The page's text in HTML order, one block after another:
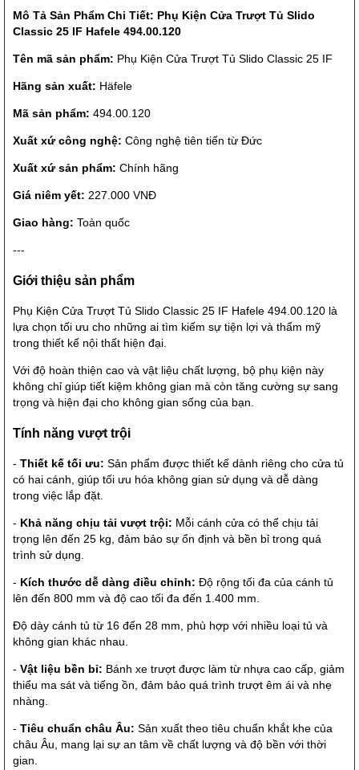
Mô Tả Sản Phẩm Chi Tiết: Phụ Kiện Cửa Trượt Tủ Slido
Classic 25 IF Hafele 494.00.120
Tên mã sản phẩm: Phụ Kiện Cửa Trượt Tủ Slido Classic 25 IF
Hãng sản xuất: Häfele
Mã sản phẩm: 494.00.120
Xuất xứ công nghệ: Công nghệ tiên tiến từ Đức
Xuất xứ sản phẩm: Chính hãng
Giá niêm yết: 227.000 VNĐ
Giao hàng: Toàn quốc
---
Giới thiệu sản phẩm
Phụ Kiện Cửa Trượt Tủ Slido Classic 25 IF Hafele 494.00.120 là
lựa chọn tối ưu cho những ai tìm kiếm sự tiện lợi và thẩm mỹ
trong thiết kế nội thất hiện đại.
Với độ hoàn thiện cao và vật liệu chất lượng, bộ phụ kiện này
không chỉ giúp tiết kiệm không gian mà còn tăng cường sự sang
trọng và hiện đại cho không gian sống của bạn.
Tính năng vượt trội
- Thiết kế tối ưu: Sản phẩm được thiết kế dành riêng cho cửa tủ
có hai cánh, giúp tối ưu hóa không gian sử dụng và dễ dàng
trong việc lắp đặt.
- Khả năng chịu tải vượt trội: Mỗi cánh cửa có thể chịu tải
trọng lên đến 25 kg, đảm bảo sự ổn định và bền bỉ trong quá
trình sử dụng.
- Kích thước dễ dàng điều chỉnh: Độ rộng tối đa của cánh tủ
lên đến 800 mm và độ cao tối đa đến 1.400 mm.
Độ dày cánh tủ từ 16 đến 28 mm, phù hợp với nhiều loại tủ và
không gian khác nhau.
- Vật liệu bền bỉ: Bánh xe trượt được làm từ nhựa cao cấp, giảm
thiểu ma sát và tiếng ồn, đảm bảo quá trình trượt êm ái và nhẹ
nhàng.
- Tiêu chuẩn châu Âu: Sản xuất theo tiêu chuẩn khắt khe của
châu Âu, mang lại sự an tâm về chất lượng và độ bền với thời
gian.